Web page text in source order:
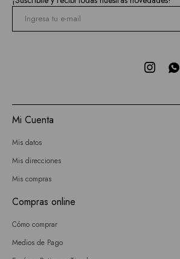
 
Mi Cuenta
Mis datos
Mis direcciones
Mis compras
Compras online
Cómo comprar
Medios de Pago